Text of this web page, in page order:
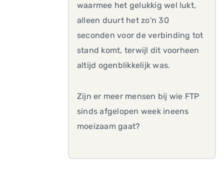
waarmee het gelukkig wel lukt,
alleen duurt het zo'n 30
seconden voor de verbinding tot
stand komt, terwijl dit voorheen
altijd ogenblikkelijk was.
Zijn er meer mensen bij wie FTP
sinds afgelopen week ineens
moeizaam gaat?